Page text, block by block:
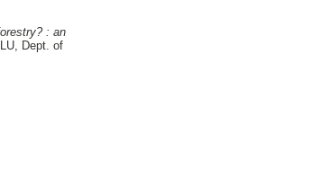
: an
Dept. of